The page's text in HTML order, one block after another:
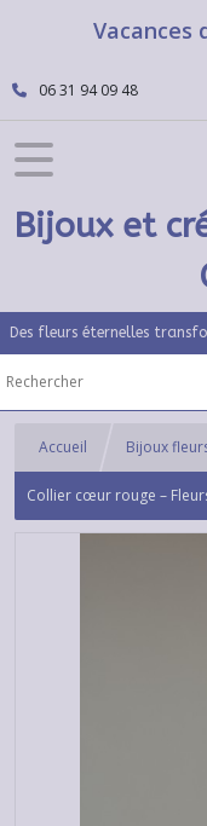
Vacances
06 31 94 09 48
Bijoux et
Des fleurs éternelles
Accueil Bijoux
Collier cœur rouge –